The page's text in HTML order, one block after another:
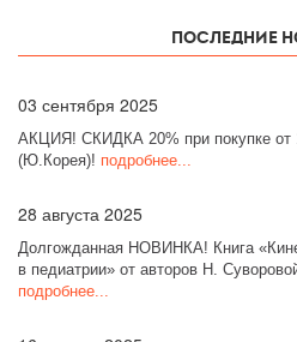
Последние
03 сентября 2025
АКЦИЯ! СКИДКА 20% при покупке от
(Ю.Корея)! подробнее...
28 августа 2025
Долгожданная НОВИНКА! Книга
в педиатрии» от авторов Н.
подробнее...